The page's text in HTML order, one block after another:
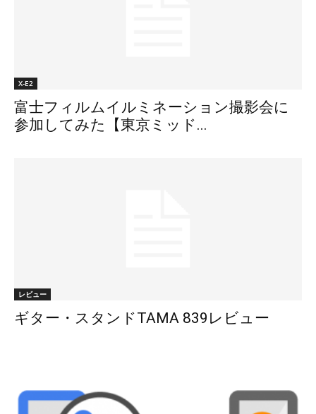
X-E2
富士フィルムイルミネーション撮影会に
参加してみた【東京ミッド...
レビュー
ギター・スタンドTAMA 839レビュー